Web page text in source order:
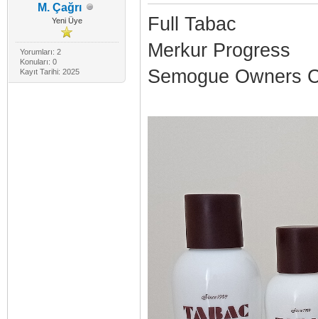
M. Çağrı
Yeni Üye
Yorumları: 2
Konuları: 0
Kayıt Tarihi: 2025
Full Tabac
Merkur Progress
Semogue Owners